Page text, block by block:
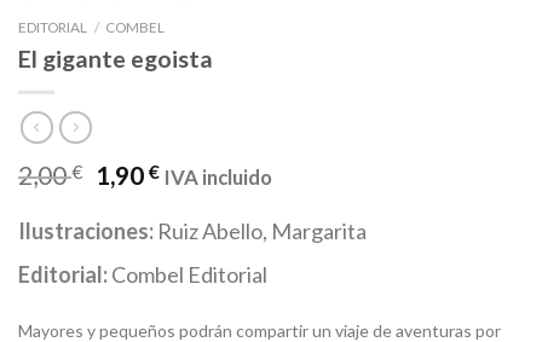
EDITORIAL / COMBEL
El gigante egoista
2,00€ 1,90€ IVA incluido
Ilustraciones: Ruiz Abello, Margarita
Editorial:Combel Editorial
Mayores y pequeños podrán compartir un viaje de aventuras por